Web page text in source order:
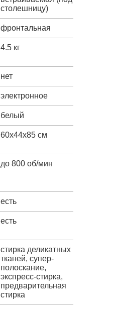
столешницу)
фронтальная
4.5 кг
нет
электронное
белый
60x44x85 см
до 800 об/мин
есть
есть
стирка деликатных
тканей, супер-
полоскание,
экспресс-стирка,
предварительная
стирка